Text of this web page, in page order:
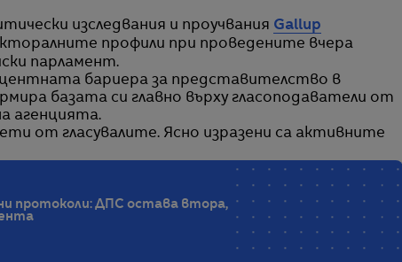
изследвания и проучвания Gallup
профили при проведените вчера
парламент.
бариера за представителство в
базата си главно върху гласоподаватели от
агенцията.
от гласувалите. Ясно изразени са активните
протоколи: ДПС остава втора,